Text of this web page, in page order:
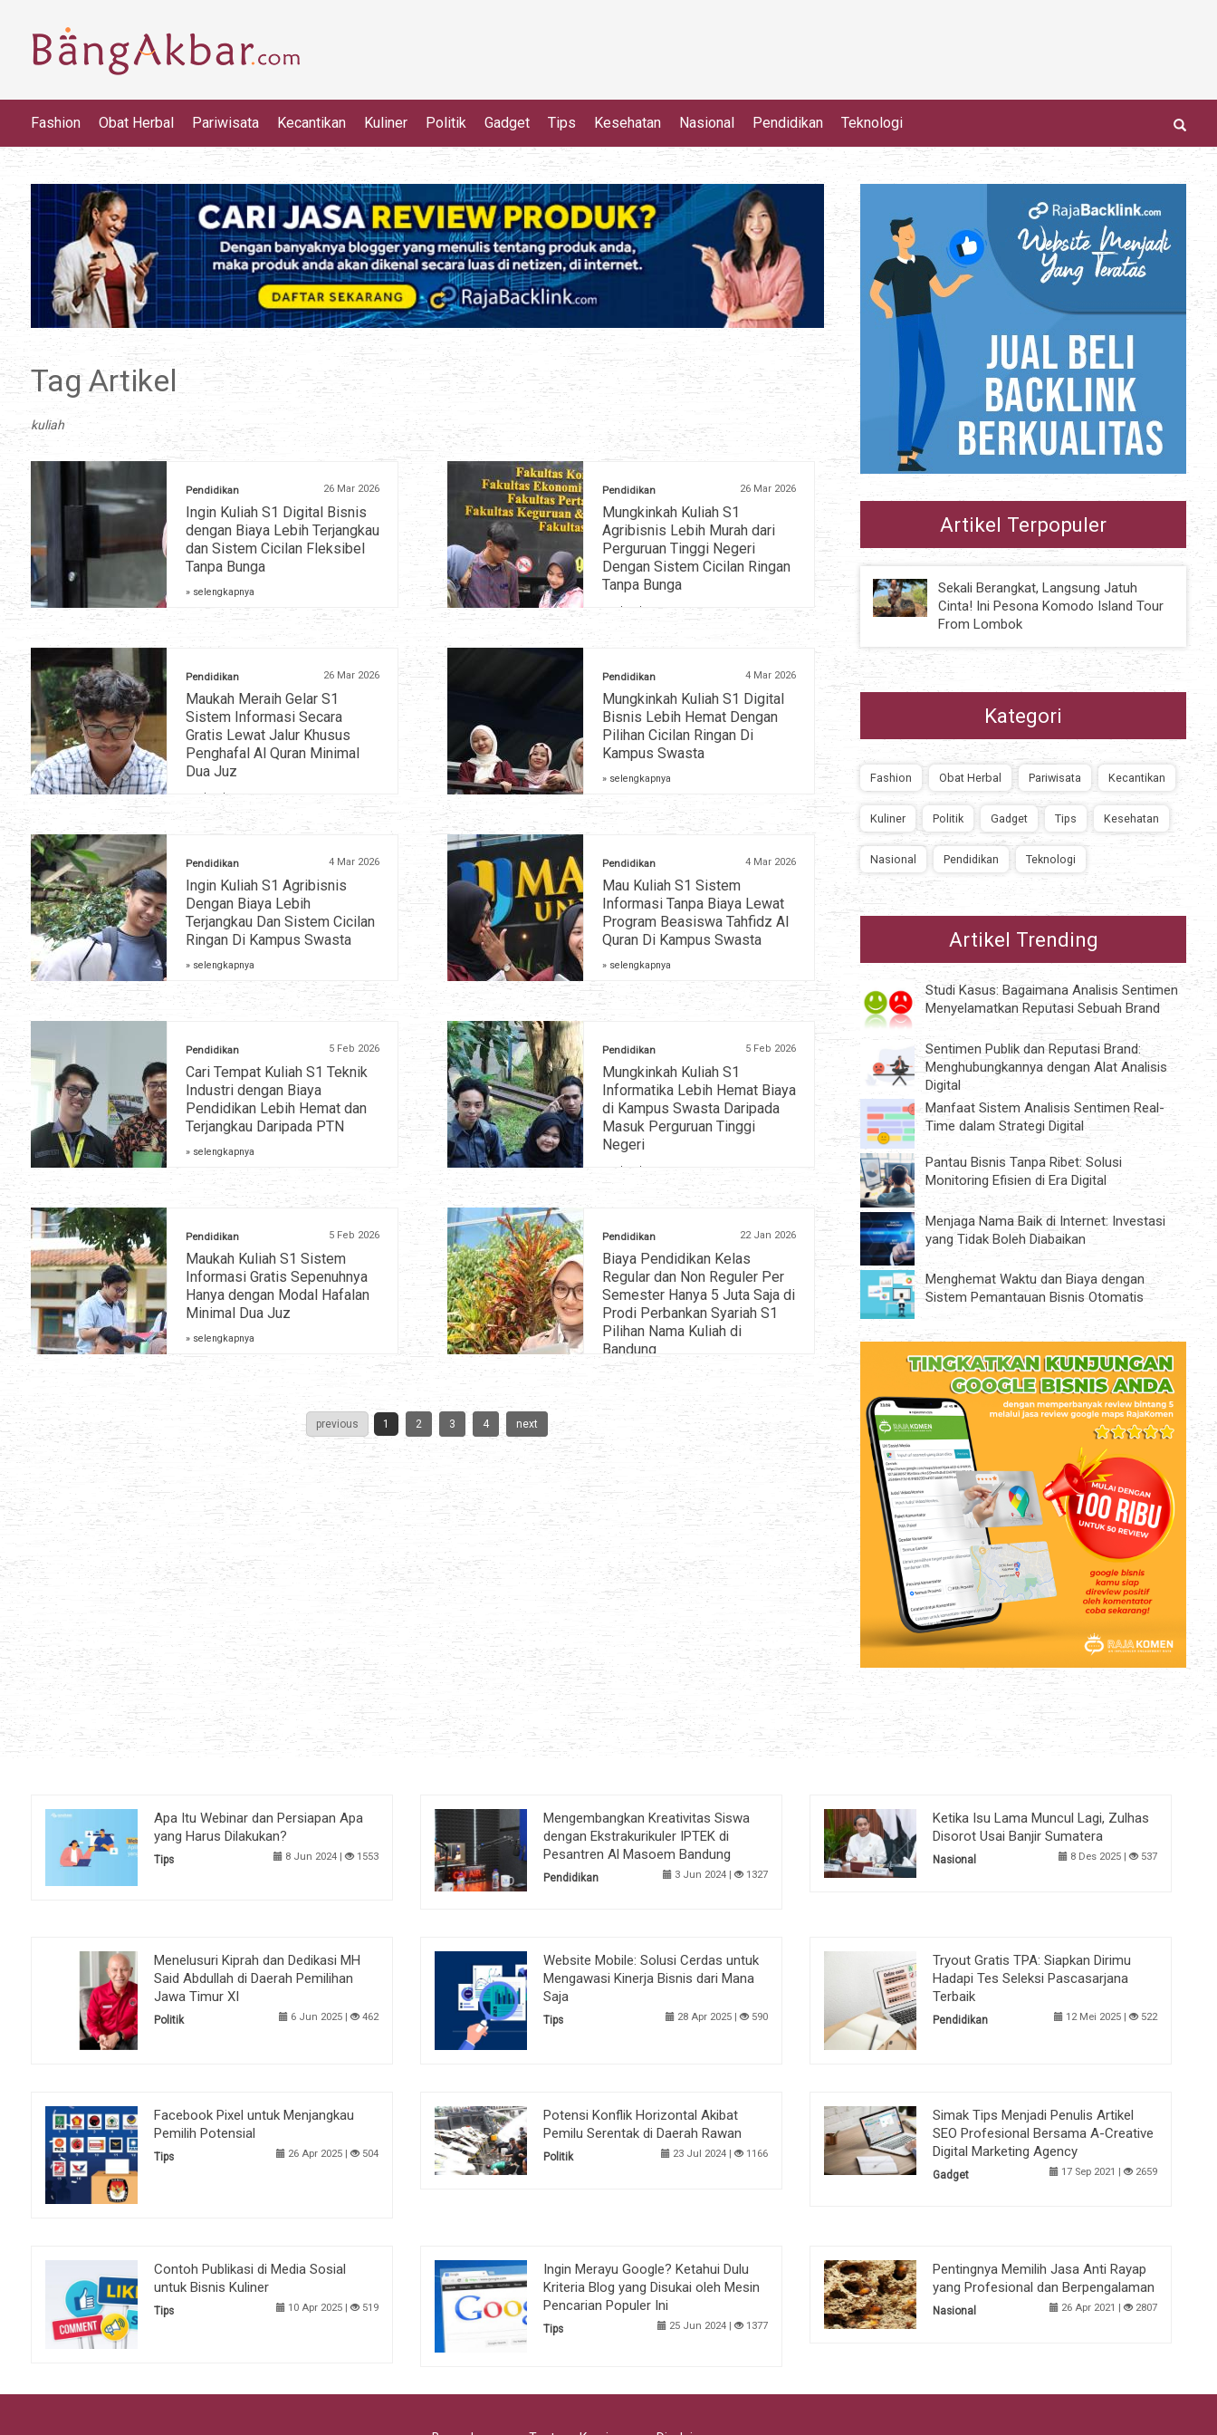
Fashion Obat Herbal Pariwisata Kecantikan Kuliner Politik Gadget Tips Kesehatan Nasional Pendidikan Teknologi
Tag Artikel
kuliah
Pendidikan 26 Mar 2026
Ingin Kuliah S1 Digital Bisnis
dengan Biaya Lebih Terjangkau
dan Sistem Cicilan Fleksibel
Tanpa Bunga
» selengkapnya
Pendidikan 26 Mar 2026
Mungkinkah Kuliah S1
Agribisnis Lebih Murah dari
Perguruan Tinggi Negeri
Dengan Sistem Cicilan Ringan
Tanpa Bunga
» selengkapnya
Pendidikan 26 Mar 2026
Maukah Meraih Gelar S1
Sistem Informasi Secara
Gratis Lewat Jalur Khusus
Penghafal Al Quran Minimal
Dua Juz
» selengkapnya
Pendidikan 4 Mar 2026
Mungkinkah Kuliah S1 Digital
Bisnis Lebih Hemat Dengan
Pilihan Cicilan Ringan Di
Kampus Swasta
» selengkapnya
Pendidikan 4 Mar 2026
Ingin Kuliah S1 Agribisnis
Dengan Biaya Lebih
Terjangkau Dan Sistem Cicilan
Ringan Di Kampus Swasta
» selengkapnya
Pendidikan 4 Mar 2026
Mau Kuliah S1 Sistem
Informasi Tanpa Biaya Lewat
Program Beasiswa Tahfidz Al
Quran Di Kampus Swasta
» selengkapnya
Pendidikan 5 Feb 2026
Cari Tempat Kuliah S1 Teknik
Industri dengan Biaya
Pendidikan Lebih Hemat dan
Terjangkau Daripada PTN
» selengkapnya
Pendidikan 5 Feb 2026
Mungkinkah Kuliah S1
Informatika Lebih Hemat Biaya
di Kampus Swasta Daripada
Masuk Perguruan Tinggi
Negeri
» selengkapnya
Pendidikan 5 Feb 2026
Maukah Kuliah S1 Sistem
Informasi Gratis Sepenuhnya
Hanya dengan Modal Hafalan
Minimal Dua Juz
» selengkapnya
Pendidikan 22 Jan 2026
Biaya Pendidikan Kelas
Regular dan Non Reguler Per
Semester Hanya 5 Juta Saja di
Prodi Perbankan Syariah S1
Pilihan Nama Kuliah di
Bandung
previous 1 2 3 4 next
Artikel Terpopuler
Sekali Berangkat, Langsung Jatuh
Cinta! Ini Pesona Komodo Island Tour
From Lombok
Kategori
Fashion Obat Herbal Pariwisata Kecantikan
Kuliner Politik Gadget Tips Kesehatan
Nasional Pendidikan Teknologi
Artikel Trending
Studi Kasus: Bagaimana Analisis Sentimen
Menyelamatkan Reputasi Sebuah Brand
Sentimen Publik dan Reputasi Brand:
Menghubungkannya dengan Alat Analisis
Digital
Manfaat Sistem Analisis Sentimen Real-
Time dalam Strategi Digital
Pantau Bisnis Tanpa Ribet: Solusi
Monitoring Efisien di Era Digital
Menjaga Nama Baik di Internet: Investasi
yang Tidak Boleh Diabaikan
Menghemat Waktu dan Biaya dengan
Sistem Pemantauan Bisnis Otomatis
Apa Itu Webinar dan Persiapan Apa
yang Harus Dilakukan?
Tips 8 Jun 2024 | 1553
Mengembangkan Kreativitas Siswa
dengan Ekstrakurikuler IPTEK di
Pesantren Al Masoem Bandung
Pendidikan 3 Jun 2024 | 1327
Ketika Isu Lama Muncul Lagi, Zulhas
Disorot Usai Banjir Sumatera
Nasional 8 Des 2025 | 537
Menelusuri Kiprah dan Dedikasi MH
Said Abdullah di Daerah Pemilihan
Jawa Timur XI
Politik 6 Jun 2025 | 462
Website Mobile: Solusi Cerdas untuk
Mengawasi Kinerja Bisnis dari Mana
Saja
Tips 28 Apr 2025 | 590
Tryout Gratis TPA: Siapkan Dirimu
Hadapi Tes Seleksi Pascasarjana
Terbaik
Pendidikan 12 Mei 2025 | 522
Facebook Pixel untuk Menjangkau
Pemilih Potensial
Tips 26 Apr 2025 | 504
Potensi Konflik Horizontal Akibat
Pemilu Serentak di Daerah Rawan
Politik 23 Jul 2024 | 1166
Simak Tips Menjadi Penulis Artikel
SEO Profesional Bersama A-Creative
Digital Marketing Agency
Gadget 17 Sep 2021 | 2659
Contoh Publikasi di Media Sosial
untuk Bisnis Kuliner
Tips 10 Apr 2025 | 519
Ingin Merayu Google? Ketahui Dulu
Kriteria Blog yang Disukai oleh Mesin
Pencarian Populer Ini
Tips 25 Jun 2024 | 1377
Pentingnya Memilih Jasa Anti Rayap
yang Profesional dan Berpengalaman
Nasional 26 Apr 2021 | 2807